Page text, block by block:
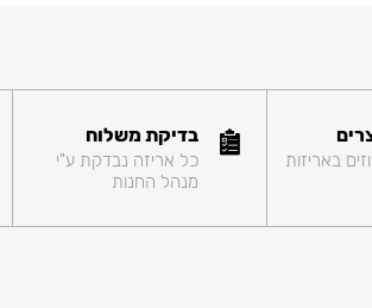
באריזות
בדיקת משלוח
כל אריזה נבדקת ע"י
מנהל החנות